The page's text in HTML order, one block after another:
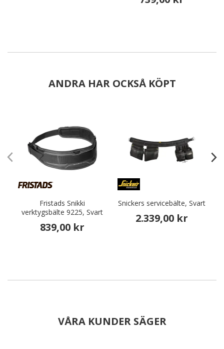
ANDRA HAR OCKSÅ KÖPT
Fristads Snikki
verktygsbälte 9225, Svart
839,00 kr
Snickers servicebälte, Svart
2.339,00 kr
VÅRA KUNDER SÄGER